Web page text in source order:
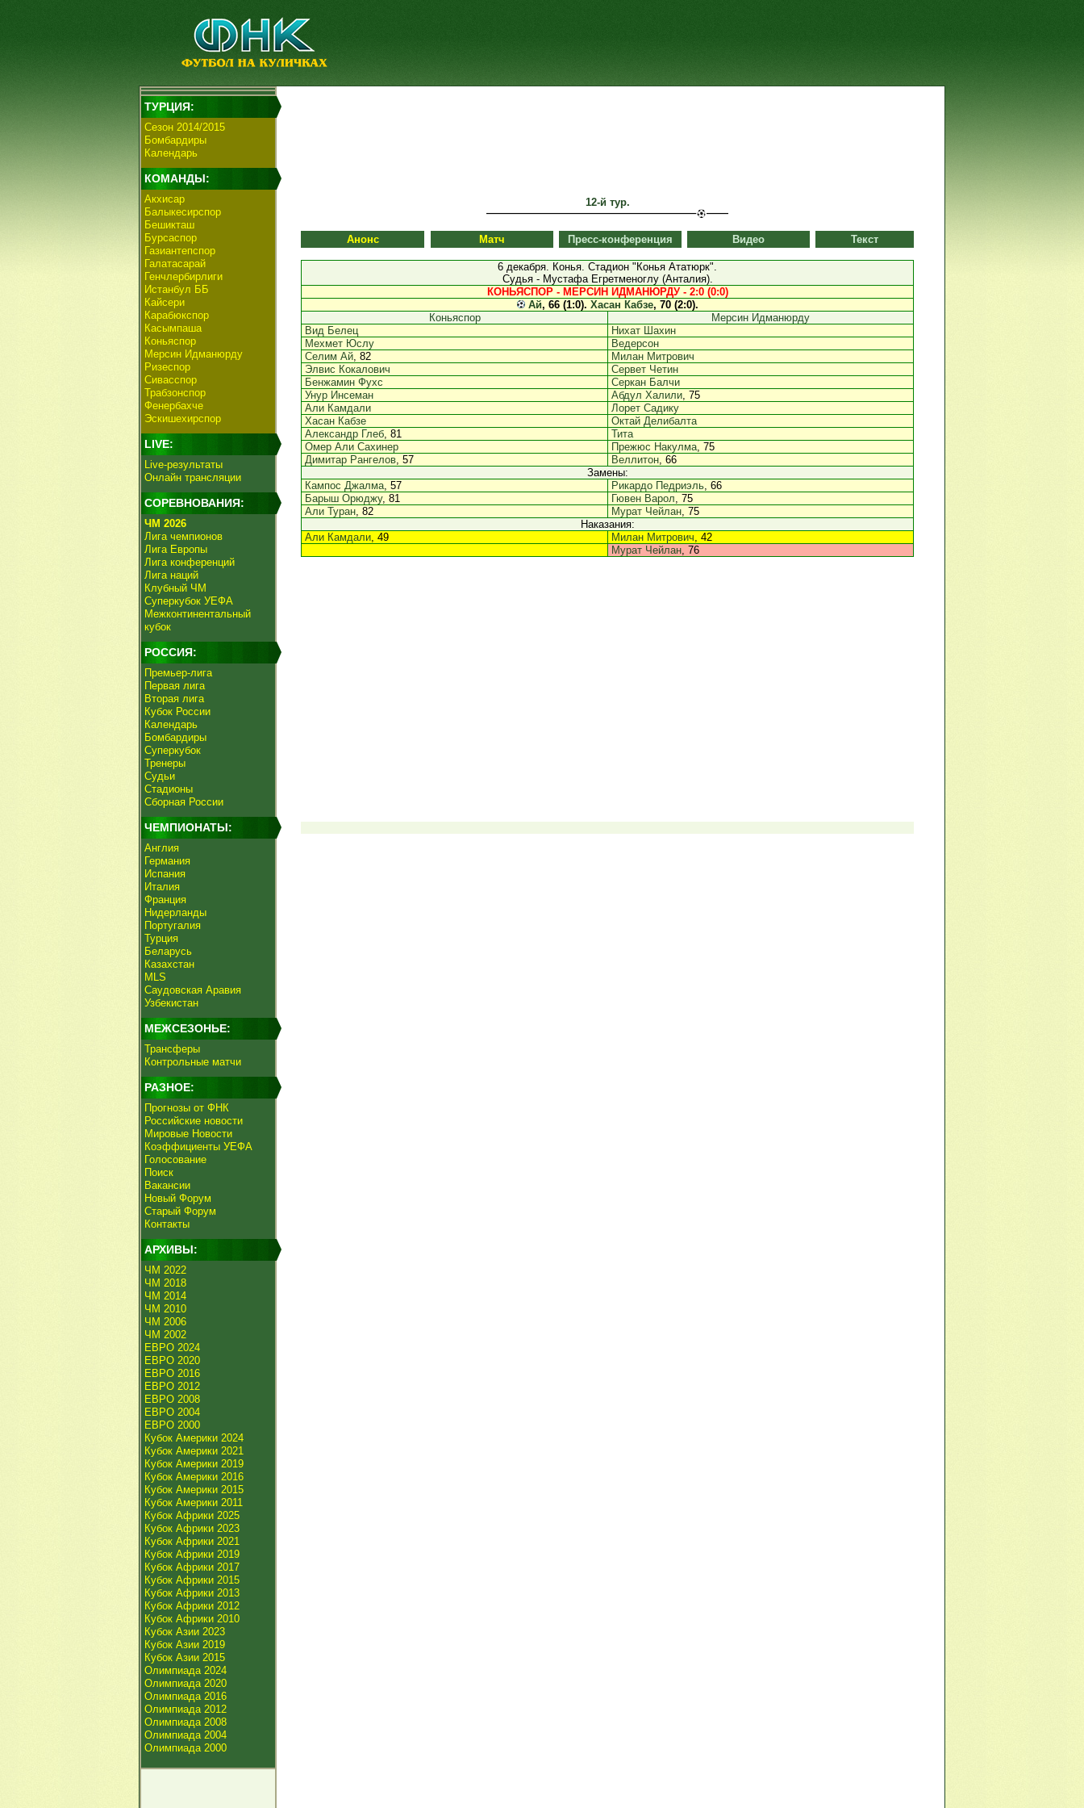
ТУРЦИЯ:
Сезон 2014/2015
Бомбардиры
Календарь
КОМАНДЫ:
Акхисар
Балыкесирспор
Бешикташ
Бурсаспор
Газиантепспор
Галатасарай
Генчлербирлиги
Истанбул ББ
Кайсери
Карабюкспор
Касымпаша
Коньяспор
Мерсин Идманюрду
Ризеспор
Сивасспор
Трабзонспор
Фенербахче
Эскишехирспор
LIVE:
Live-результаты
Онлайн трансляции
СОРЕВНОВАНИЯ:
ЧМ 2026
Лига чемпионов
Лига Европы
Лига конференций
Лига наций
Клубный ЧМ
Суперкубок УЕФА
Межконтинентальный
кубок
РОССИЯ:
Премьер-лига
Первая лига
Вторая лига
Кубок России
Календарь
Бомбардиры
Суперкубок
Тренеры
Судьи
Стадионы
Сборная России
ЧЕМПИОНАТЫ:
Англия
Германия
Испания
Италия
Франция
Нидерланды
Португалия
Турция
Беларусь
Казахстан
MLS
Саудовская Аравия
Узбекистан
МЕЖСЕЗОНЬЕ:
Трансферы
Контрольные матчи
РАЗНОЕ:
Прогнозы от ФНК
Российские новости
Мировые Новости
Коэффициенты УЕФА
Голосование
Поиск
Вакансии
Новый Форум
Старый Форум
Контакты
АРХИВЫ:
ЧМ 2022
ЧМ 2018
ЧМ 2014
ЧМ 2010
ЧМ 2006
ЧМ 2002
ЕВРО 2024
ЕВРО 2020
ЕВРО 2016
ЕВРО 2012
ЕВРО 2008
ЕВРО 2004
ЕВРО 2000
Кубок Америки 2024
Кубок Америки 2021
Кубок Америки 2019
Кубок Америки 2016
Кубок Америки 2015
Кубок Америки 2011
Кубок Африки 2025
Кубок Африки 2023
Кубок Африки 2021
Кубок Африки 2019
Кубок Африки 2017
Кубок Африки 2015
Кубок Африки 2013
Кубок Африки 2012
Кубок Африки 2010
Кубок Азии 2023
Кубок Азии 2019
Кубок Азии 2015
Олимпиада 2024
Олимпиада 2020
Олимпиада 2016
Олимпиада 2012
Олимпиада 2008
Олимпиада 2004
Олимпиада 2000
12-й тур.
Анонс Матч Пресс-конференция Видео Текст
6 декабря. Конья. Стадион "Конья Ататюрк".
Судья - Мустафа Егретменоглу (Анталия).
КОНЬЯСПОР - МЕРСИН ИДМАНЮРДУ - 2:0 (0:0)
Ай, 66 (1:0). Хасан Кабзе, 70 (2:0).
Коньяспор
Мерсин Идманюрду
Вид Белец
Нихат Шахин
Мехмет Юслу
Ведерсон
Селим Ай, 82
Милан Митрович
Элвис Кокалович
Сервет Четин
Бенжамин Фухс
Серкан Балчи
Унур Инсеман
Абдул Халили, 75
Али Камдали
Лорет Садику
Хасан Кабзе
Октай Делибалта
Александр Глеб, 81
Тита
Омер Али Сахинер
Прежюс Накулма, 75
Димитар Рангелов, 57 Веллитон, 66
Замены:
Кампос Джалма, 57 Рикардо Педриэль, 66
Барыш Орюджу, 81 Гювен Варол, 75
Али Туран, 82 Мурат Чейлан, 75
Наказания:
Али Камдали, 49 Милан Митрович, 42
Мурат Чейлан, 76